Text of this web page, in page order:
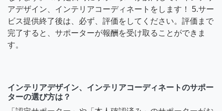
アデザイン、インテリアコーディネートをします！ 5.サー
ビス提供終了後は、必ず、評価をしてください。評価まで
完了すると、サポーターが報酬を受け取ることができま
す。
インテリアデザイン、インテリアコーディネートのサポー
ターの選び方は？